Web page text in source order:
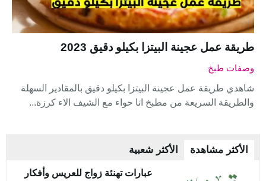
طريقة عمل عجينة البيتزا بكيلو دقيق 2023
وصفات طبخ
شاهدي طريقة عمل عجينة البيتزا بكيلو دقيق بالمقادير السهلة
والطريقة السريعة من مطبخ انا حواء مع الشيف الاء كرزة...
الأكثر مشاهدة الأكثر شعبية
عبارات تهنئة زواج للعريس وأفكار